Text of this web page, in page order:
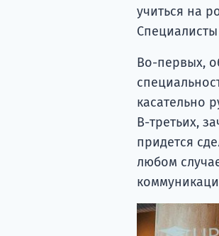
учиться на
Во-первых,
касательно
В-третьих,
придется
любом